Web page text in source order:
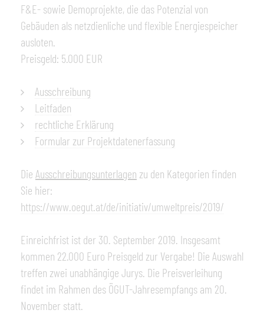
F&E- sowie Demoprojekte, die das Potenzial von
Gebäuden als netzdienliche und flexible Energiespeicher
ausloten.
Preisgeld: 5.000 EUR
Ausschreibung
Leitfaden
rechtliche Erklärung
Formular zur Projektdatenerfassung
Die Ausschreibungsunterlagen zu den Kategorien finden
Sie hier:
https://www.oegut.at/de/initiativ/umweltpreis/2019/
Einreichfrist ist der 30. September 2019. Insgesamt
kommen 22.000 Euro Preisgeld zur Vergabe! Die Auswahl
treffen zwei unabhängige Jurys. Die Preisverleihung
findet im Rahmen des ÖGUT-Jahresempfangs am 20.
November statt.